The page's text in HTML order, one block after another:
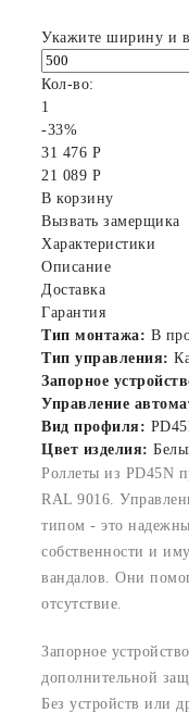
Укажите ширину и
Кол-во:
1
-33%
31 476 Р
21 089 Р
В корзину
Вызвать замерщика
Характеристики
Описание
Доставка
Гарантия
Тип монтажа: В
Тип управления:
Запорное
Управление
Вид профиля:
Цвет изделия:
Роллеты из PD45N
RAL 9016.
типом - это
собственности и
вандалов. Они
отсутствие.
Запорное
дополнительной
Без устройств или